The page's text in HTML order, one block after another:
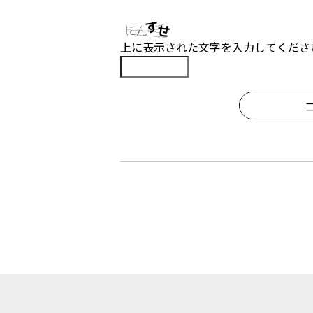
上に表示された文字を入力してくださ